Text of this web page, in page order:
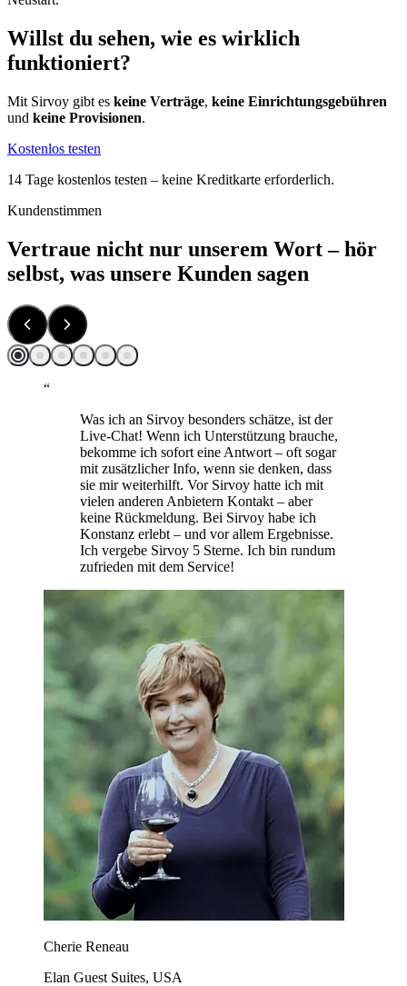
Willst du sehen, wie es wirklich
funktioniert?
Mit Sirvoy gibt es keine Verträge, keine Einrichtungsgebühren
und keine Provisionen.
Kostenlos testen
14 Tage kostenlos testen – keine Kreditkarte erforderlich.
Kundenstimmen
Vertraue nicht nur unserem Wort – hör
selbst, was unsere Kunden sagen
“
Was ich an Sirvoy besonders schätze, ist der
Live-Chat! Wenn ich Unterstützung brauche,
bekomme ich sofort eine Antwort – oft sogar
mit zusätzlicher Info, wenn sie denken, dass
sie mir weiterhilft. Vor Sirvoy hatte ich mit
vielen anderen Anbietern Kontakt – aber
keine Rückmeldung. Bei Sirvoy habe ich
Konstanz erlebt – und vor allem Ergebnisse.
Ich vergebe Sirvoy 5 Sterne. Ich bin rundum
zufrieden mit dem Service!
Cherie Reneau
Elan Guest Suites, USA